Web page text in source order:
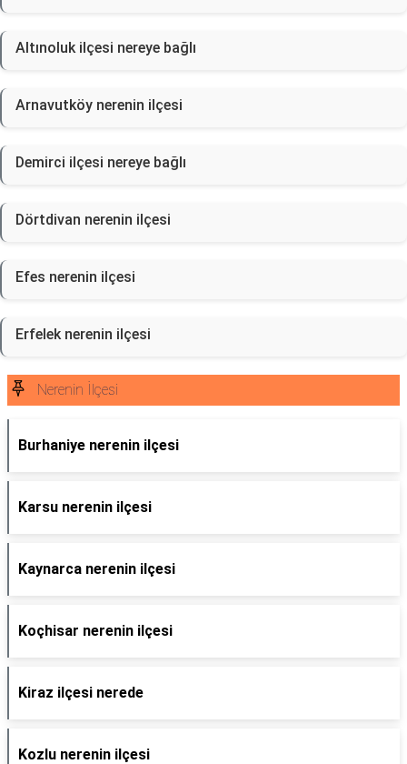
Altınoluk ilçesi nereye bağlı
Arnavutköy nerenin ilçesi
Demirci ilçesi nereye bağlı
Dörtdivan nerenin ilçesi
Efes nerenin ilçesi
Erfelek nerenin ilçesi
Nerenin İlçesi
Burhaniye nerenin ilçesi
Karsu nerenin ilçesi
Kaynarca nerenin ilçesi
Koçhisar nerenin ilçesi
Kiraz ilçesi nerede
Kozlu nerenin ilçesi